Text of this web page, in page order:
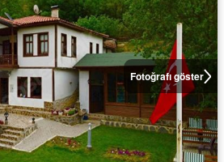
Fotoğrafı göster